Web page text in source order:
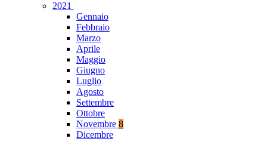
2021
Gennaio
Febbraio
Marzo
Aprile
Maggio
Giugno
Luglio
Agosto
Settembre
Ottobre
Novembre 8
Dicembre